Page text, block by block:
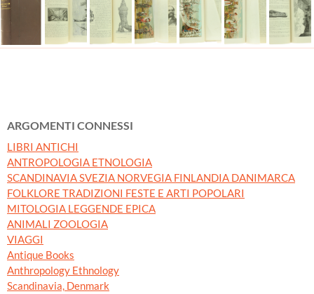
ARGOMENTI CONNESSI
LIBRI ANTICHI
ANTROPOLOGIA ETNOLOGIA
SCANDINAVIA SVEZIA NORVEGIA FINLANDIA DANIMARCA
FOLKLORE TRADIZIONI FESTE E ARTI POPOLARI
MITOLOGIA LEGGENDE EPICA
ANIMALI ZOOLOGIA
VIAGGI
Antique Books
Anthropology Ethnology
Scandinavia, Denmark